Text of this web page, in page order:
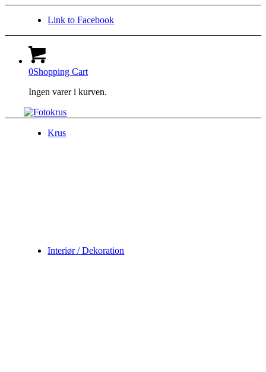
Link to Facebook
0Shopping Cart
Ingen varer i kurven.
Krus
Interiør / Dekoration